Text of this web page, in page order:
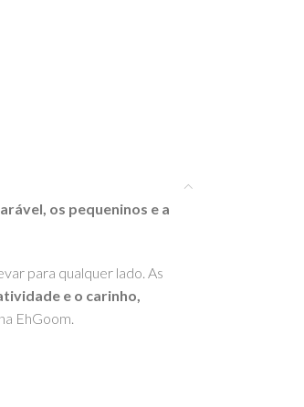
os pequeninos e a
para qualquer lado. As
e o carinho,
EhGoom.